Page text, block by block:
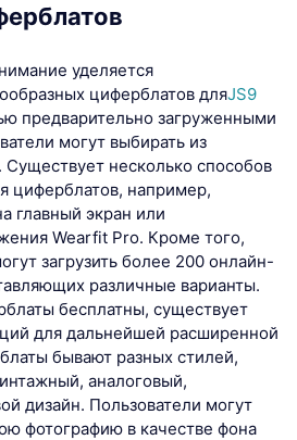
уделяется
циферблатов дляJS9
предварительно загруженными
могут выбирать из
Существует несколько способов
циферблатов, например,
главный экран или
Wearfit Pro. Кроме того,
загрузить более 200 онлайн-
различные варианты.
бесплатны, существует
для дальнейшей расширенной
бывают разных стилей,
аналоговый,
дизайн. Пользователи могут
фотографию в качестве фона